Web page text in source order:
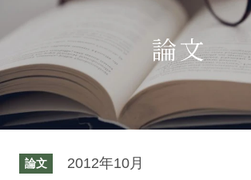
論文
論文 2012年10月